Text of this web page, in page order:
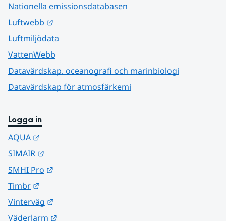
Nationella emissionsdatabasen
Luftwebb
Luftmiljödata
VattenWebb
Datavärdskap, oceanografi och marinbiologi
Datavärdskap för atmosfärkemi
Logga in
AQUA
SIMAIR
SMHI Pro
Timbr
Vinterväg
Väderlarm